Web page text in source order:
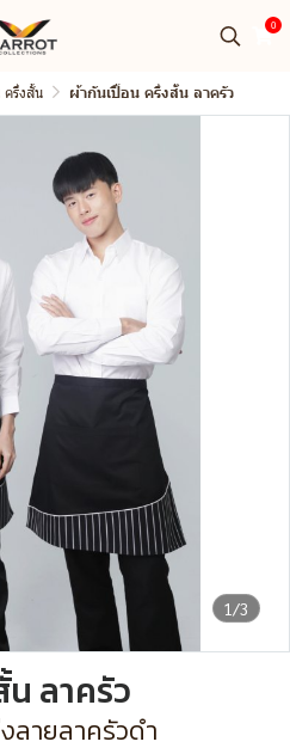
0
ครึ่งสั้น ผ้ากันเปื้อน ครึ่งสั้น ลาครัว
1/3
ลาครัว
ลายลาครัวดำ